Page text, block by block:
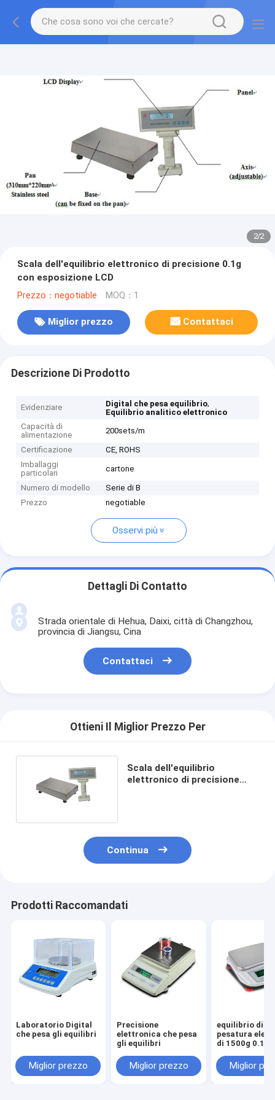
2/2
Scala dell'equilibrio elettronico di precisione 0.1g
con esposizione LCD
Prezzo：negotiable MOQ：1
Miglior prezzo Contattaci
Descrizione Di Prodotto
Evidenziare Digital che pesa equilibrio,
Equilibrio analitico elettronico
Capacità di
alimentazione
200sets/m
Certificazione
CE, ROHS
Imballaggi
particolari
cartone
Numero di modello
Serie di B
Prezzo
negotiable
Osservi più
Dettagli Di Contatto
Strada orientale di Hehua, Daixi, città di Changzhou,
provincia di Jiangsu, Cina
Contattaci
Ottieni Il Miglior Prezzo Per
Scala dell'equilibrio
elettronico di precisione
Continua
Prodotti Raccomandati
Laboratorio Digital
che pesa gli equilibri
Miglior prezzo
Precisione
elettronica che pesa
gli equilibri
Miglior prezzo
equilibrio di
pesatura
di 1500g 0.1g
Miglior